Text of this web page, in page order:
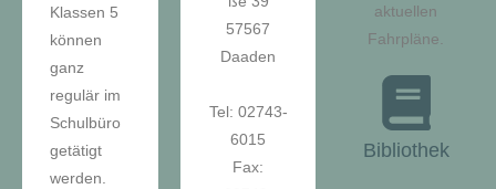
57567
Daaden
Tel: 02743-
6015
Fax:
Klassen 5
können
ganz
regulär im
Schulbüro
getätigt
werden.
aktuellen
Fahrpläne.
Bibliothek